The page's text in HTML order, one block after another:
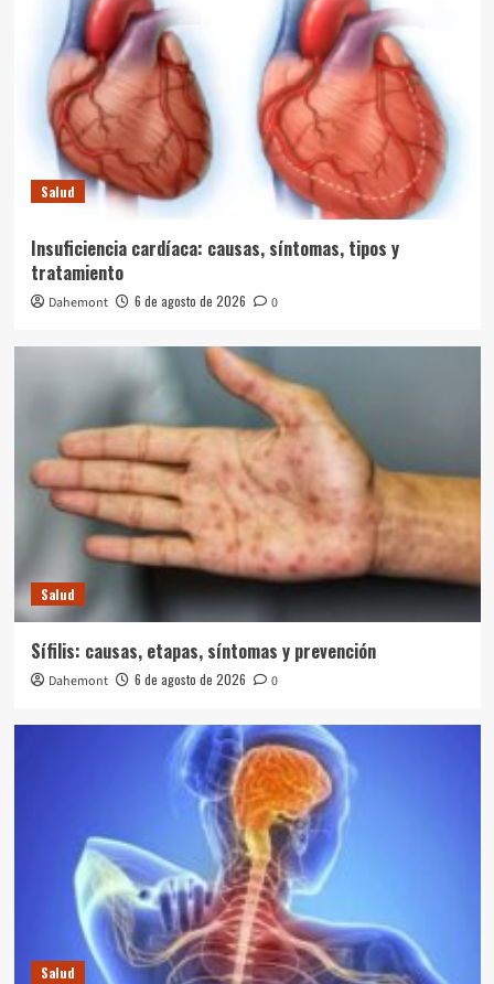
Salud
Insuficiencia cardíaca: causas, síntomas, tipos y
tratamiento
Dahemont 6 de agosto de 2026 0
Salud
Sífilis: causas, etapas, síntomas y prevención
Dahemont 6 de agosto de 2026 0
Salud